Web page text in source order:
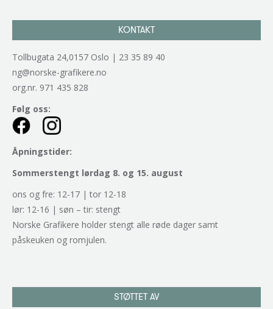
KONTAKT
Tollbugata 24,0157 Oslo | 23 35 89 40
ng@norske-grafikere.no
org.nr. 971 435 828
Følg oss:
Åpningstider:
Sommerstengt lørdag 8. og 15. august
ons og fre: 12-17 | tor 12-18
lør: 12-16 | søn – tir: stengt
Norske Grafikere holder stengt alle røde dager samt
påskeuken og romjulen.
STØTTET AV